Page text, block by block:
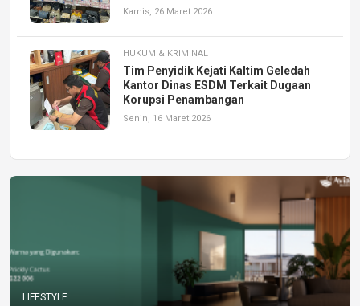
Kamis, 26 Maret 2026
HUKUM & KRIMINAL
Tim Penyidik Kejati Kaltim Geledah
Kantor Dinas ESDM Terkait Dugaan
Korupsi Penambangan
Senin, 16 Maret 2026
LIFESTYLE